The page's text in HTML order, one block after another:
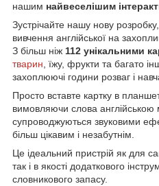
нашим найвеселішим
Зустрічайте нашу нову
вивчення англійської на
З більш ніж 112 унікальними
тварин, їжу, фрукти та багато
захоплюючі години розваг і
Просто вставте картку в
вимовляючи слова
супроводжуються звуковими
більш цікавим і незабутнім.
Це ідеальний пристрій як для
так і в якості додаткового
словникового запасу.